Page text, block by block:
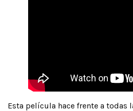
Esta película hace frente a todas